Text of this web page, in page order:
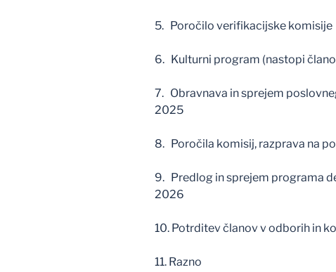
5. Poročilo verifikacijske komisije
6. Kulturni program (nastopi
7. Obravnava in sprejem
2025
8. Poročila komisij, razprava na
9. Predlog in sprejem programa
2026
10. Potrditev članov v odborih in
11. Razno